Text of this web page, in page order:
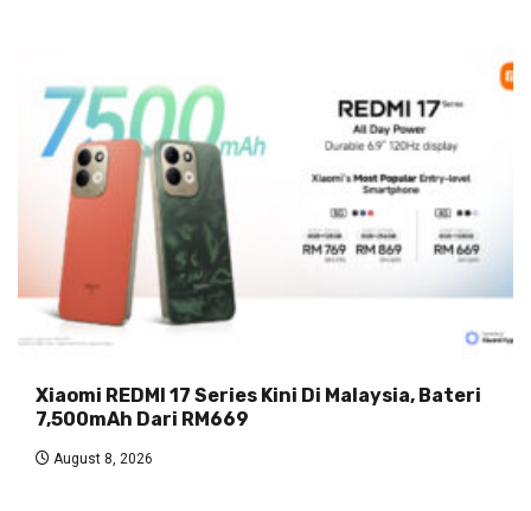
Xiaomi REDMI 17 Series Kini Di Malaysia, Bateri
7,500mAh Dari RM669
August 8, 2026